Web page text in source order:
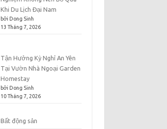
Khi Du Lịch Đại Nam
bởi Dong Sinh
13 Tháng 7, 2026
Tận Hưởng Kỳ Nghỉ An Yên
Tại Vườn Nhà Ngoại Garden
Homestay
bởi Dong Sinh
10 Tháng 7, 2026
Bất động sản